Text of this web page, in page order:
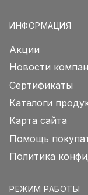
ИНФОРМАЦИЯ
Акции
Новости
Сертификаты
Каталоги
Карта сайта
Помощь
Политика
РЕЖИМ РАБОТЫ